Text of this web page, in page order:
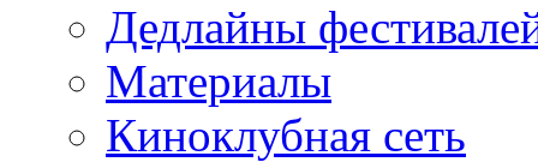
Дедлайны
Материалы
Киноклубная сеть